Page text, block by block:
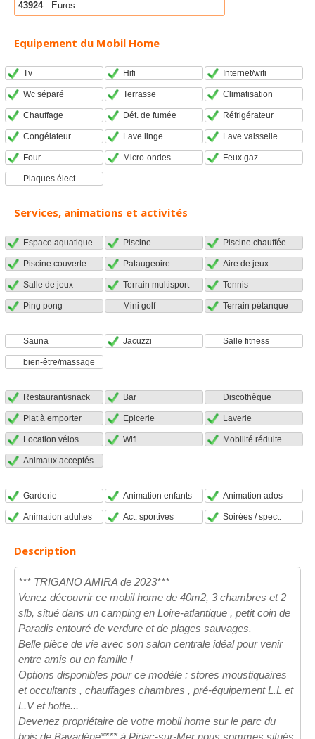
43924 Euros.
Equipement du Mobil Home
Tv Hifi Internet/wifi
Wc séparé Terrasse Climatisation
Chauffage Dét. de fumée Réfrigérateur
Congélateur Lave linge Lave vaisselle
Four Micro-ondes Feux gaz
Plaques élect.
Services, animations et activités
Espace aquatique Piscine Piscine chauffée
Piscine couverte Pataugeoire Aire de jeux
Salle de jeux Terrain multisport Tennis
Ping pong Mini golf Terrain pétanque
Sauna Jacuzzi Salle fitness
bien-être/massage
Restaurant/snack Bar Discothèque
Plat à emporter Epicerie Laverie
Location vélos Wifi Mobilité réduite
Animaux acceptés
Garderie Animation enfants Animation ados
Animation adultes Act. sportives Soirées / spect.
Description
*** TRIGANO AMIRA de 2023***
Venez découvrir ce mobil home de 40m2, 3 chambres et 2
slb, situé dans un camping en Loire-atlantique , petit coin de
Paradis entouré de verdure et de plages sauvages.
Belle pièce de vie avec son salon centrale idéal pour venir
entre amis ou en famille !
Options disponibles pour ce modèle : stores moustiquaires
et occultants , chauffages chambres , pré-équipement L.L et
L.V et hotte...
Devenez propriétaire de votre mobil home sur le parc du
bois de Bayadène**** à Piriac-sur-Mer nous sommes situés